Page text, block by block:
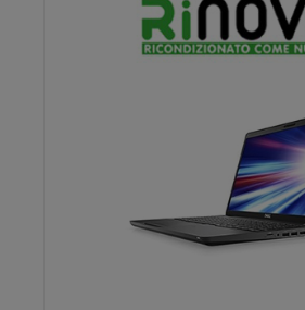
Vedi prodotto